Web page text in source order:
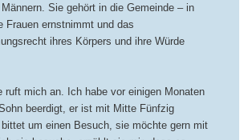
Sie gehört in die Gemeinde – in
Frauen ernstnimmt und das
ihres Körpers und ihre Würde
ruft mich an. Ich habe vor einigen Monaten
beerdigt, er ist mit Mitte Fünfzig
um einen Besuch, sie möchte gern mit